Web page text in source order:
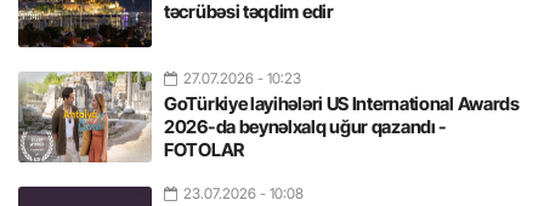
təcrübəsi təqdim edir
27.07.2026 - 10:23
GoTürkiye layihələri US International Awards
2026-da beynəlxalq uğur qazandı -
FOTOLAR
23.07.2026 - 10:08